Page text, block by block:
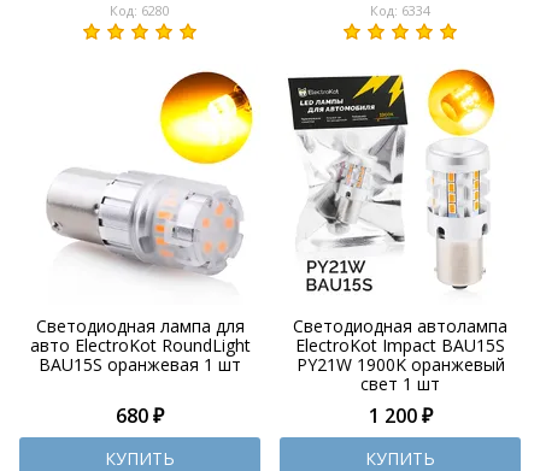
Код: 6280 Код: 6334
Светодиодная лампа для
авто ElectroKot RoundLight
BAU15S оранжевая 1 шт
680 ₽
КУПИТЬ
Светодиодная автолампа
ElectroKot Impact BAU15S
PY21W 1900K оранжевый
свет 1 шт
1 200 ₽
КУПИТЬ